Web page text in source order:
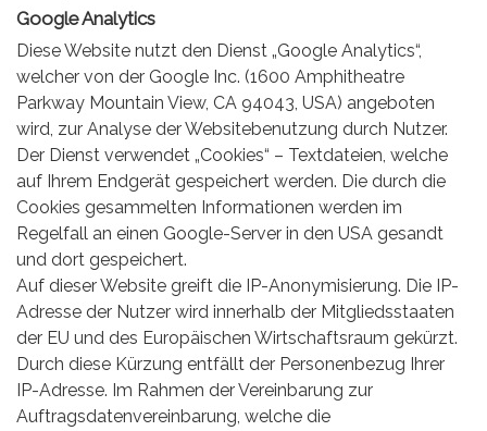
Google Analytics
Diese Website nutzt den Dienst „Google Analytics“,
welcher von der Google Inc. (1600 Amphitheatre
Parkway Mountain View, CA 94043, USA) angeboten
wird, zur Analyse der Websitebenutzung durch Nutzer.
Der Dienst verwendet „Cookies“ – Textdateien, welche
auf Ihrem Endgerät gespeichert werden. Die durch die
Cookies gesammelten Informationen werden im
Regelfall an einen Google-Server in den USA gesandt
und dort gespeichert.
Auf dieser Website greift die IP-Anonymisierung. Die IP-
Adresse der Nutzer wird innerhalb der Mitgliedsstaaten
der EU und des Europäischen Wirtschaftsraum gekürzt.
Durch diese Kürzung entfällt der Personenbezug Ihrer
IP-Adresse. Im Rahmen der Vereinbarung zur
Auftragsdatenvereinbarung, welche die